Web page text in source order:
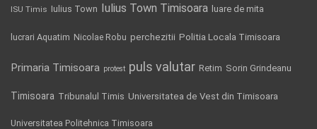
ISU Timis Iulius Town Iulius Town Timisoara luare de mita
lucrari Aquatim Nicolae Robu perchezitii Politia Locala Timisoara
Primaria Timisoara protest puls valutar Retim Sorin Grindeanu
Timisoara Tribunalul Timis Universitatea de Vest din Timisoara
Universitatea Politehnica Timisoara